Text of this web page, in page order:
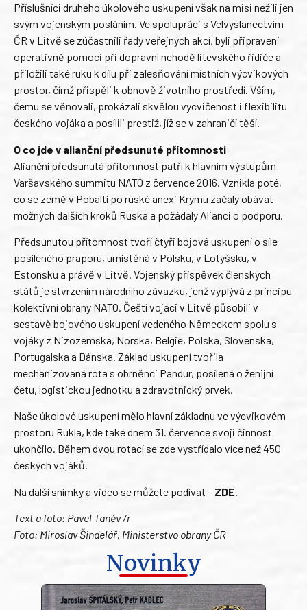
Příslušníci druhého úkolového uskupení však na misi nežili jen
svým vojenským posláním. Ve spolupráci s Velvyslanectvím
ČR v Litvě se zúčastnili řady veřejných akcí, byli připraveni
operativně pomoci při dopravní nehodě litevského řidiče a
přiložili také ruku k dílu při zalesňování místních výcvikových
prostor, čímž přispěli k obnově životního prostředí. Vším,
čemu se věnovali, prokázali skvělou vycvičenost i flexibilitu
českého vojáka a posílili prestiž, jíž se v zahraničí těší.
O co jde v alianční předsunuté přítomnosti
Alianční předsunutá přítomnost patří k hlavním výstupům
Varšavského summitu NATO z července 2016. Vznikla poté,
co se země v Pobaltí po ruské anexi Krymu začaly obávat
možných dalších kroků Ruska a požádaly Alianci o podporu.
Předsunutou přítomnost tvoří čtyři bojová uskupení o síle
posíleného praporu, umístěná v Polsku, v Lotyšsku, v
Estonsku a právě v Litvě. Vojenský příspěvek členských
států je stvrzením národního závazku, jenž vyplývá z principu
kolektivní obrany NATO. Čeští vojáci v Litvě působili v
sestavě bojového uskupení vedeného Německem spolu s
vojáky z Nizozemska, Norska, Belgie, Polska, Slovenska,
Portugalska a Dánska. Základ uskupení tvořila
mechanizovaná rota s obrněnci Pandur, posílená o ženijní
četu, logistickou jednotku a zdravotnický prvek.
Naše úkolové uskupení mělo hlavní základnu ve výcvikovém
prostoru Rukla, kde také dnem 31. července svoji činnost
ukončilo. Během dvou rotací se zde vystřídalo více než 450
českých vojáků.
Na další snímky a video se můžete podívat – ZDE
Text a foto: Pavel Taněv /r
Foto: Miroslav Šindelář, Ministerstvo obrany ČR
Novinky